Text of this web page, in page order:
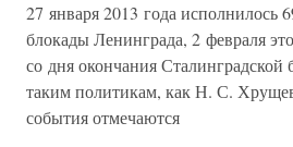
27 января 2013 года исполнилось
блокады Ленинграда, 2 февраля
со дня окончания
таким политикам, как Н. С.
события отмечаются